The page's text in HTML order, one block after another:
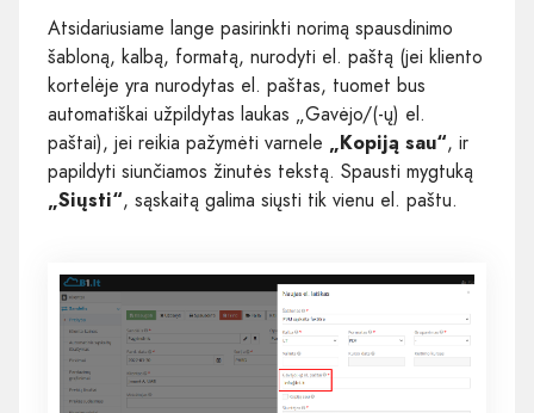
Atsidariusiame lange pasirinkti norimą spausdinimo
šabloną, kalbą, formatą, nurodyti el. paštą (jei kliento
kortelėje yra nurodytas el. paštas, tuomet bus
automatiškai užpildytas laukas „Gavėjo/(-ų) el.
paštai), jei reikia pažymėti varnele „Kopiją sau“, ir
papildyti siunčiamos žinutės tekstą. Spausti mygtuką
„Siųsti“, sąskaitą galima siųsti tik vienu el. paštu.